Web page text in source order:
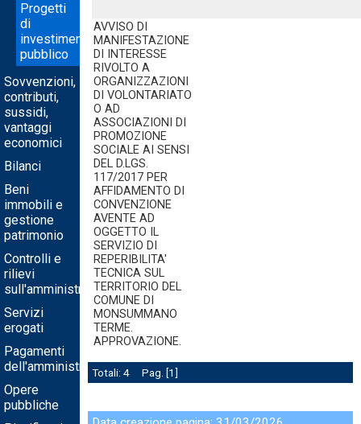
Progetti
di
investimento
pubblico
Sovvenzioni,
contributi,
sussidi,
vantaggi
economici
Bilanci
Beni
immobili e
gestione
patrimonio
Controlli e
rilievi
sull'amministrazione
Servizi
erogati
Pagamenti
dell'amministrazione
Opere
pubbliche
AVVISO DI
MANIFESTAZIONE
DI INTERESSE
RIVOLTO A
ORGANIZZAZIONI
DI VOLONTARIATO
O AD
ASSOCIAZIONI DI
PROMOZIONE
SOCIALE AI SENSI
DEL D.LGS.
117/2017 PER
AFFIDAMENTO DI
CONVENZIONE
AVENTE AD
OGGETTO IL
SERVIZIO DI
REPERIBILITA'
TECNICA SUL
TERRITORIO DEL
COMUNE DI
MONSUMMANO
TERME.
APPROVAZIONE.
Totali: 4 Pag. 1